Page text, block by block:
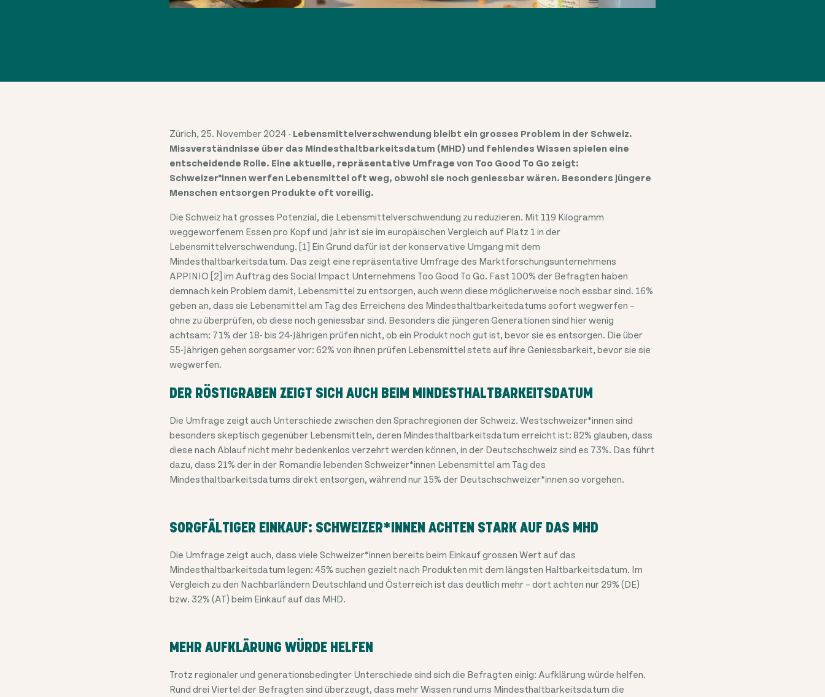
Zürich, 25. November 2024 - Lebensmittelverschwendung bleibt ein grosses Problem in der Schweiz.
Missverständnisse über das Mindesthaltbarkeitsdatum (MHD) und fehlendes Wissen spielen eine
entscheidende Rolle. Eine aktuelle, repräsentative Umfrage von Too Good To Go zeigt:
Schweizer*innen werfen Lebensmittel oft weg, obwohl sie noch geniessbar wären. Besonders jüngere
Menschen entsorgen Produkte oft voreilig.
Die Schweiz hat grosses Potenzial, die Lebensmittelverschwendung zu reduzieren. Mit 119 Kilogramm
weggeworfenem Essen pro Kopf und Jahr ist sie im europäischen Vergleich auf Platz 1 in der
Lebensmittelverschwendung. [1] Ein Grund dafür ist der konservative Umgang mit dem
Mindesthaltbarkeitsdatum. Das zeigt eine repräsentative Umfrage des Marktforschungsunternehmens
APPINIO [2] im Auftrag des Social Impact Unternehmens Too Good To Go. Fast 100% der Befragten haben
demnach kein Problem damit, Lebensmittel zu entsorgen, auch wenn diese möglicherweise noch essbar sind. 16%
geben an, dass sie Lebensmittel am Tag des Erreichens des Mindesthaltbarkeitsdatums sofort wegwerfen –
ohne zu überprüfen, ob diese noch geniessbar sind. Besonders die jüngeren Generationen sind hier wenig
achtsam: 71% der 18- bis 24-Jährigen prüfen nicht, ob ein Produkt noch gut ist, bevor sie es entsorgen. Die über
55-Jährigen gehen sorgsamer vor: 62% von ihnen prüfen Lebensmittel stets auf ihre Geniessbarkeit, bevor sie sie
wegwerfen.
DER RÖSTIGRABEN ZEIGT SICH AUCH BEIM MINDESTHALTBARKEITSDATUM
Die Umfrage zeigt auch Unterschiede zwischen den Sprachregionen der Schweiz. Westschweizer*innen sind
besonders skeptisch gegenüber Lebensmitteln, deren Mindesthaltbarkeitsdatum erreicht ist: 82% glauben, dass
diese nach Ablauf nicht mehr bedenkenlos verzehrt werden können, in der Deutschschweiz sind es 73%. Das führt
dazu, dass 21% der in der Romandie lebenden Schweizer*innen Lebensmittel am Tag des
Mindesthaltbarkeitsdatums direkt entsorgen, während nur 15% der Deutschschweizer*innen so vorgehen.
SORGFÄLTIGER EINKAUF: SCHWEIZER*INNEN ACHTEN STARK AUF DAS MHD
Die Umfrage zeigt auch, dass viele Schweizer*innen bereits beim Einkauf grossen Wert auf das
Mindesthaltbarkeitsdatum legen: 45% suchen gezielt nach Produkten mit dem längsten Haltbarkeitsdatum. Im
Vergleich zu den Nachbarländern Deutschland und Österreich ist das deutlich mehr – dort achten nur 29% (DE)
bzw. 32% (AT) beim Einkauf auf das MHD.
MEHR AUFKLÄRUNG WÜRDE HELFEN
Trotz regionaler und generationsbedingter Unterschiede sind sich die Befragten einig: Aufklärung würde helfen.
Rund drei Viertel der Befragten sind überzeugt, dass mehr Wissen rund ums Mindesthaltbarkeitsdatum die